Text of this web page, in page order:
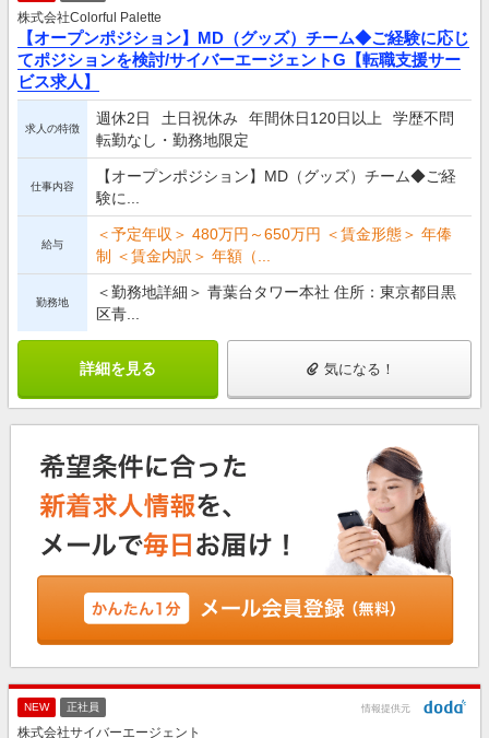
株式会社Colorful Palette
【オープンポジション】MD（グッズ）チーム◆ご経験に応じ
てポジションを検討/サイバーエージェントG【転職支援サー
ビス求人】
求人の特徴
週休2日 土日祝休み 年間休日120日以上
学歴不問
転勤なし・勤務地限定
仕事内容
【オープンポジション】MD（グッズ）チーム◆ご経
験に...
給与
＜予定年収＞ 480万円～650万円 ＜賃金形態＞ 年俸
制 ＜賃金内訳＞ 年額（...
勤務地
＜勤務地詳細＞ 青葉台タワー本社 住所：東京都目黒
区青...
詳細を見る 気になる！
NEW 正社員 情報提供元
株式会社サイバーエージェント